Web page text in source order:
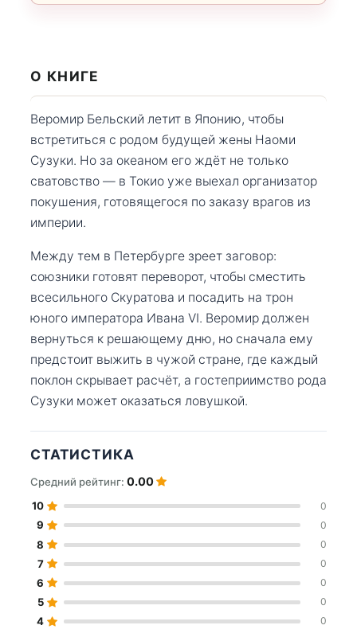
О КНИГЕ
Веромир Бельский летит в Японию, чтобы
встретиться с родом будущей жены Наоми
Сузуки. Но за океаном его ждёт не только
сватовство — в Токио уже выехал организатор
покушения, готовящегося по заказу врагов из
империи.
Между тем в Петербурге зреет заговор:
союзники готовят переворот, чтобы сместить
всесильного Скуратова и посадить на трон
юного императора Ивана VI. Веромир должен
вернуться к решающему дню, но сначала ему
предстоит выжить в чужой стране, где каждый
поклон скрывает расчёт, а гостеприимство рода
Сузуки может оказаться ловушкой.
СТАТИСТИКА
Средний рейтинг: 0.00
10 0
9 0
8 0
7 0
6 0
5 0
4 0